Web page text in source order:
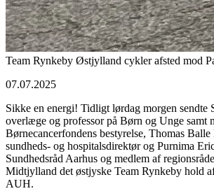
Team Rynkeby Østjylland cykler afsted mod
07.07.2025
Sikke en energi! Tidligt lørdag morgen sendte
overlæge og professor på Børn og Unge samt
Børnecancerfondens bestyrelse, Thomas Balle
sundheds- og hospitalsdirektør og Purnima
Sundhedsråd Aarhus og medlem af
Midtjylland det østjyske Team Rynkeby hold
AUH.